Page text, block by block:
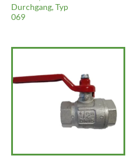
Durchgang, Typ
069